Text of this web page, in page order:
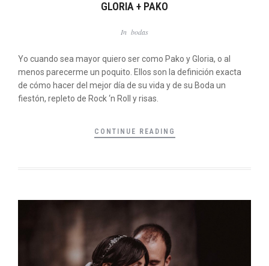
GLORIA + PAKO
In bodas
Yo cuando sea mayor quiero ser como Pako y Gloria, o al
menos parecerme un poquito. Ellos son la definición exacta
de cómo hacer del mejor día de su vida y de su Boda un
fiestón, repleto de Rock ‘n Roll y risas.
CONTINUE READING